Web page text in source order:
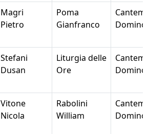
Magri
Pietro
Poma
Gianfranco
Domino
Stefani
Dusan
Liturgia delle
Ore
Domino
Vitone
Nicola
Rabolini
William
Domino